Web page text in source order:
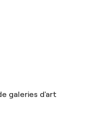
galeries d'art